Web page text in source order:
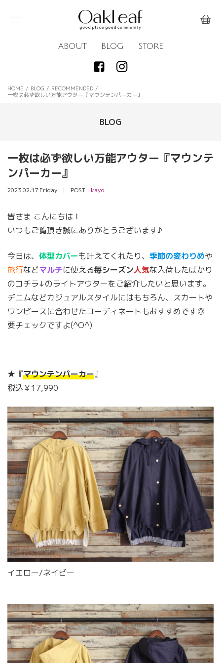
ABOUT BLOG STORE
HOME / BLOG / RECOMMENDED /
一枚は必ず欲しい万能アウター『マウンテンパーカー』
BLOG
一枚は必ず欲しい万能アウター『マウンテ
ンパーカー』
2023.02.17 Friday POST : kayo
皆さま こんにちは！
いつもご覧頂き誠にありがとうございます♪
今日は、 体型カバーも叶えてくれたり、 季節の変わりめや
旅行などマルチに使える毎シーズン人気な入荷したばかり
のコチラ↓のライトアウターをご紹介したいと思います。
デニムなどカジュアルスタイルにはもちろん、スカートや
ワンピースに合わせたコーディネートもおすすめです◎
要チェックですよ(^O^)
★『マウンテンパーカー』
税込￥17,990
イエロー/ネイビー